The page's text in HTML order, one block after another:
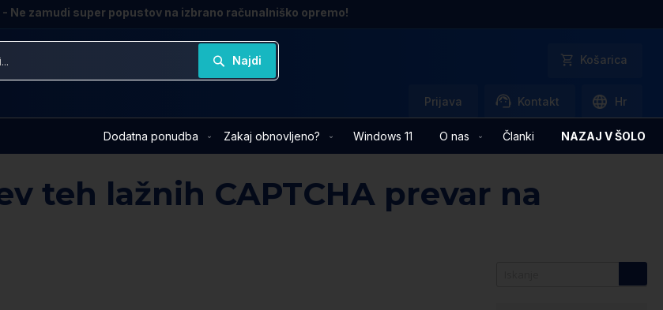
- Ne zamudi super popustov na izbrano računalniško opremo!
Najdi Košarica
Prijava Kontakt Hr
NAZAJ V ŠOLO
Članki
O nas
Windows 11
Zakaj obnovljeno?
Dodatna ponudba
teh lažnih CAPTCHA prevar na